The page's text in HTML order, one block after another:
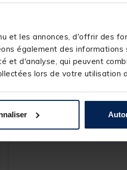
et les annonces, d'offrir des
également des informations
et d'analyse, qui peuvent
lors de votre utilisation
vous